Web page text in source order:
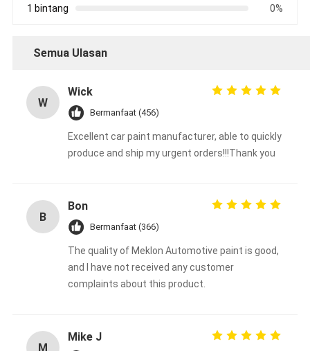
1 bintang
0%
Semua Ulasan
W
Wick
Bermanfaat (456)
Excellent car paint manufacturer, able to quickly
produce and ship my urgent orders!!!Thank you
B
Bon
Bermanfaat (366)
The quality of Meklon Automotive paint is good,
and I have not received any customer
complaints about this product.
M
Mike J